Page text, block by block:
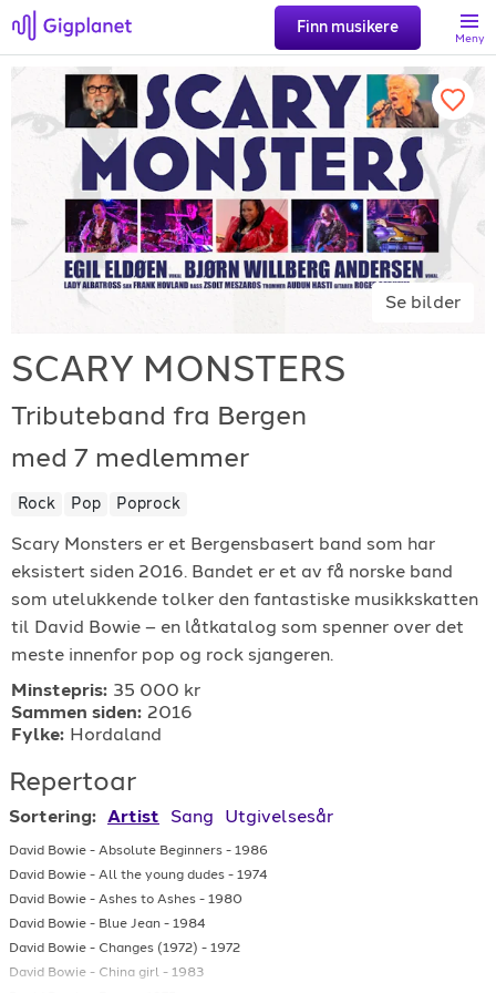
Finn musikere
Meny
Søk
Favoritter
Logg inn
Registrer artist
Gigplanet
For musiker
Support
TELEFON
+4790640887
E-POST
support@gigplanet.no
Se bilder
SCARY MONSTERS
Tributeband fra Bergen
med 7 medlemmer
Rock Pop Poprock
Scary Monsters er et Bergensbasert band som har
eksistert siden 2016. Bandet er et av få norske band
som utelukkende tolker den fantastiske musikkskatten
til David Bowie – en låtkatalog som spenner over det
meste innenfor pop og rock sjangeren.
Minstepris: 35 000 kr
Sammen siden: 2016
Fylke: Hordaland
Repertoar
Sortering: Artist Sang Utgivelsesår
David Bowie - Absolute Beginners - 1986
David Bowie - All the young dudes - 1974
David Bowie - Ashes to Ashes - 1980
David Bowie - Blue Jean - 1984
David Bowie - Changes (1972) - 1972
David Bowie - China girl - 1983